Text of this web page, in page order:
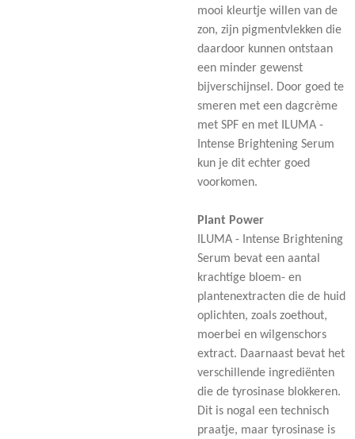
mooi kleurtje willen van de
zon, zijn pigmentvlekken die
daardoor kunnen ontstaan
een minder gewenst
bijverschijnsel. Door goed te
smeren met een dagcrème
met SPF en met ILUMA -
Intense Brightening Serum
kun je dit echter goed
voorkomen.
Plant Power
ILUMA - Intense Brightening
Serum bevat een aantal
krachtige bloem- en
plantenextracten die de huid
oplichten, zoals zoethout,
moerbei en wilgenschors
extract. Daarnaast bevat het
verschillende ingrediënten
die de tyrosinase blokkeren.
Dit is nogal een technisch
praatje, maar tyrosinase is